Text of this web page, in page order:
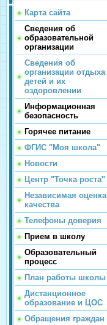
Карта сайта
Сведения об
образовательной
организации
Сведения об
организации отдыха
детей и их
оздоровлении
Информационная
безопасность
Горячее питание
ФГИС "Моя школа"
Новости
Центр "Точка роста"
Независимая оценка
качества
Телефоны доверия
Прием в школу
Образовательный
процесс
План работы школы
Дистанционное
образование и ЦОС
Обращения граждан